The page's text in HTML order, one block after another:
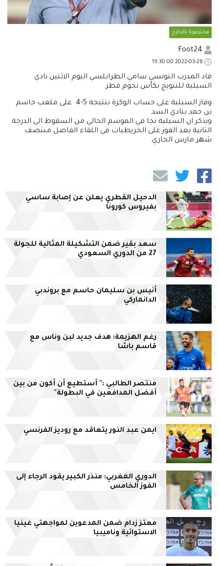
محترفونا بالخارج
قاد المدرب التونسي سامي الطرابلسي اليوم الاثنين نادي
السيلية للتتويج بكأس نجوم قطز.
وفاز السيلية على حساب الوكرة بنتيجة 5-4 على ملعب جاسم
بن حمد بنادي السد.
ويذكر ان السيلية نجا في الموسم الحالي من السقوط الى الدرجة
الثانية بعد الفوز على الخريطيات في اللقاء الفاصل منتصف
شهر مارس الجاري.
الدحيل القطري يعلن عن إصابة ساسي
بفيروس كورونا
سعد بقير ضمن التشكيلة المثالية للجولة
27 من الدوري السعودي
أنيس بن سليمان حاسم مع بروندبي
الدانماركي
رغم الهزيمة: هدف جديد لبن وناس مع
قاسم باشا
منتصر الطالبي :" أستطيع أن أكون من بين
أفضل المدافعين في البطولة"
ايمن عبد النور يتعاقد مع روديز الفرنسي
الدوري المغربي: منذر الكبير يقود الرجاء إلى
الفوز الخامس
معتز زدام ضمن المدعوين لمواجهتي غينيا
الاستوائية وناميبيا